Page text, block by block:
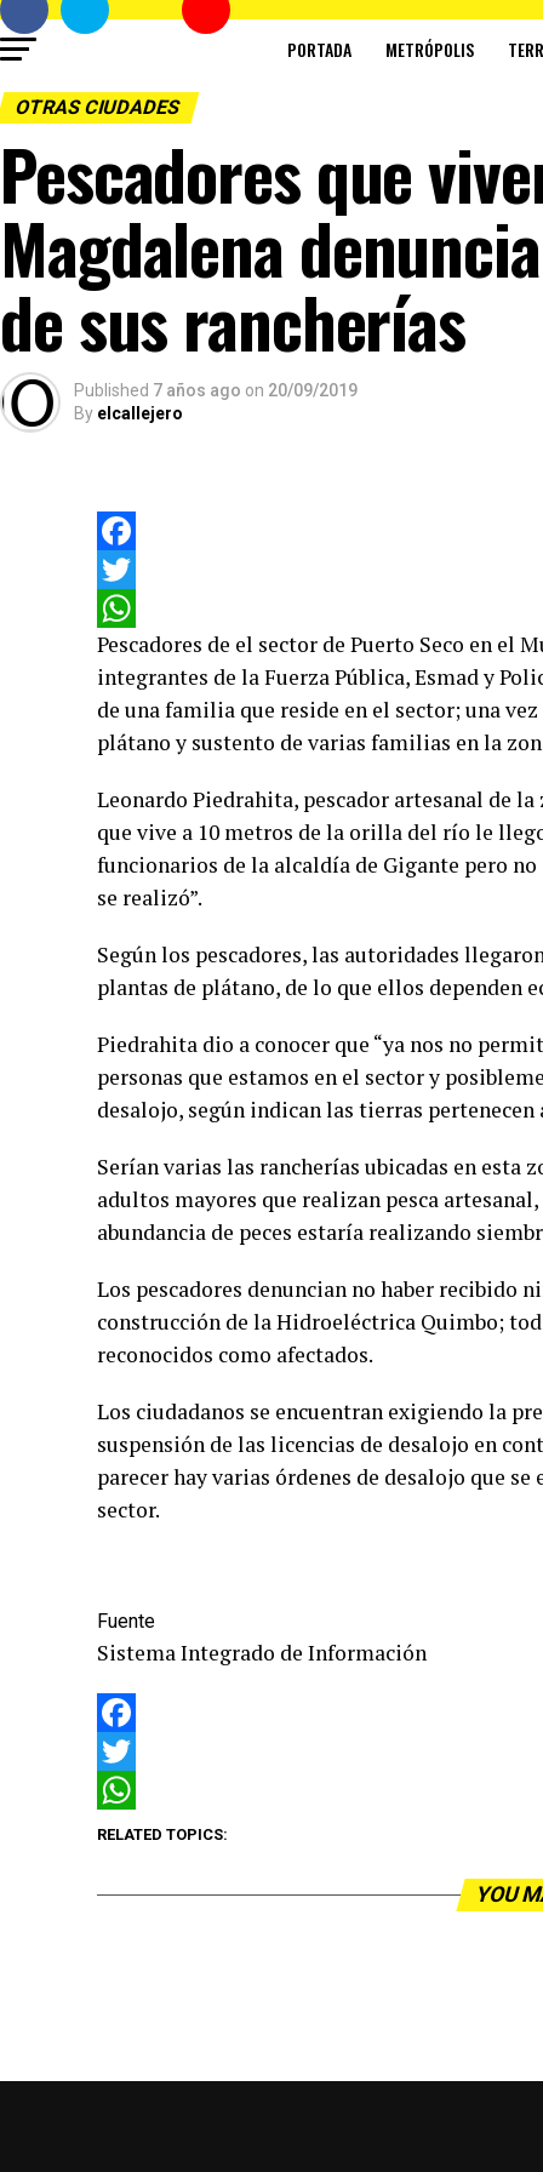
PORTADA METRÓPOLIS
OTRAS CIUDADES
Pescadores que
Magdalena
de sus rancherías
Published 7 años ago on 20/09/2019
By elcallejero
Facebook
Twitter
WhatsApp
Pescadores de el sector de Puerto Seco en el
integrantes de la Fuerza Pública, Esmad y
de una familia que reside en el sector; una
plátano y sustento de varias familias en la
Leonardo Piedrahita, pescador artesanal de
que vive a 10 metros de la orilla del río le
funcionarios de la alcaldía de Gigante pero
se realizó”.
Según los pescadores, las autoridades
plantas de plátano, de lo que ellos dependen
Piedrahita dio a conocer que “ya nos no
personas que estamos en el sector y
desalojo, según indican las tierras pertenecen
Serían varias las rancherías ubicadas en esta
adultos mayores que realizan pesca
abundancia de peces estaría realizando
Los pescadores denuncian no haber recibido
construcción de la Hidroeléctrica Quimbo;
reconocidos como afectados.
Los ciudadanos se encuentran exigiendo la
suspensión de las licencias de desalojo en
parecer hay varias órdenes de desalojo que
sector.
Fuente
Sistema Integrado de Información
Facebook
Twitter
WhatsApp
RELATED TOPICS:
YOU